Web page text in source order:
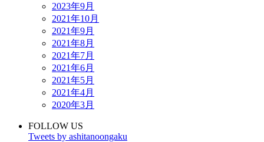
2023年9月
2021年10月
2021年9月
2021年8月
2021年7月
2021年6月
2021年5月
2021年4月
2020年3月
FOLLOW US
Tweets by ashitanoongaku